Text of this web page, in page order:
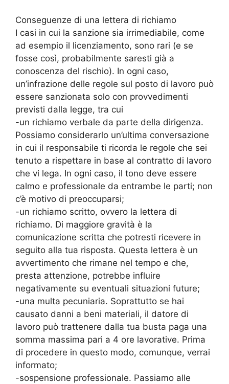
Conseguenze di una lettera di richiamo
I casi in cui la sanzione sia irrimediabile, come
ad esempio il licenziamento, sono rari (e se
fosse così, probabilmente saresti già a
conoscenza del rischio). In ogni caso,
un’infrazione delle regole sul posto di lavoro può
essere sanzionata solo con provvedimenti
previsti dalla legge, tra cui
-un richiamo verbale da parte della dirigenza.
Possiamo considerarlo un’ultima conversazione
in cui il responsabile ti ricorda le regole che sei
tenuto a rispettare in base al contratto di lavoro
che vi lega. In ogni caso, il tono deve essere
calmo e professionale da entrambe le parti; non
c’è motivo di preoccuparsi;
-un richiamo scritto, ovvero la lettera di
richiamo. Di maggiore gravità è la
comunicazione scritta che potresti ricevere in
seguito alla tua risposta. Questa lettera è un
avvertimento che rimane nel tempo e che,
presta attenzione, potrebbe influire
negativamente su eventuali situazioni future;
-una multa pecuniaria. Soprattutto se hai
causato danni a beni materiali, il datore di
lavoro può trattenere dalla tua busta paga una
somma massima pari a 4 ore lavorative. Prima
di procedere in questo modo, comunque, verrai
informato;
-sospensione professionale. Passiamo alle